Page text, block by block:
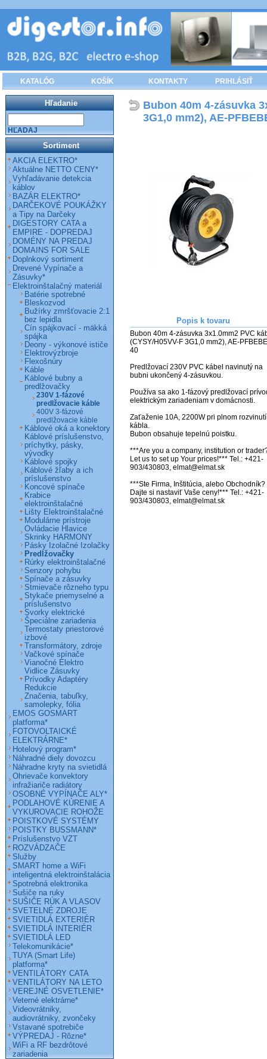
KATALÓG KOŠÍK KONTAKTY PRIHLÁSIŤ
Bubon 40m 4-zásuvka
3G1,0 mm2), AE-
Popis k tovaru
Bubon 40m 4-zásuvka 3x1.0mm2 PVC
(CYSY/H05VV-F 3G1,0 mm2), AE-
40
Predlžovací 230V PVC kábel navinutý na
bubni ukončený 4-zásuvkou.
Používa sa ako 1-fázový predlžovací
elektrickým zariadeniam v domácnosti.
Zaťaženie 10A, 2200W pri plnom rozvinutí
kábla.
Bubon obsahuje tepelnú poistku.
***Are you a company, institution or
Let us to set up Your prices!*** Tel.: +421-
903/430803, elmat@elmat.sk
***Ste Firma, Inštitúcia, alebo Obchodník?
Dajte si nastaviť Vaše ceny!*** Tel.: +421-
903/430803, elmat@elmat.sk
Hľadanie
HĽADAJ
Sortiment
AKCIA ELEKTRO*
Aktuálne NETTO CENY*
Vyhľadávanie detekcia
káblov
BAZÁR ELEKTRO*
DARČEKOVÉ POUKÁŽKY
a Tipy na Darčeky
DIGESTORY CATA a
EMPIRE - DOPREDAJ
DOMÉNY NA PREDAJ
DOMAINS FOR SALE
Doplnkový sortiment
Drevené Vypínače a
Zásuvky*
Elektroinštalačný materiál
Batérie spotrebné
Bleskozvod
Bužírky zmršťovacie 2:1
bez lepidla
Cín spájkovací - mäkká
spájka
Deony - výkonové ističe
Elektrovýzbroje
Flexošnúry
Káble
Káblové bubny a
predlžovačky
230V 1-fázové
predlžovacie káble
400V 3-fázové
predlžovacie káble
Káblové oká a konektory
Káblové príslušenstvo,
príchytky, pásky,
vývodky
Káblové spojky
Káblové žľaby a ich
príslušenstvo
Koncové spínače
Krabice
elektroinštalačné
Lišty Elektroinštalačné
Modulárne prístroje
Ovládacie Hlavice
Skrinky HARMONY
Pásky Izolačné Izolačky
Predlžovačky
Rúrky elektroinštalačné
Senzory pohybu
Spínače a zásuvky
Stmievače rôzneho typu
Stykače priemyselné a
príslušenstvo
Svorky elektrické
Špeciálne zariadenia
Termostaty priestorové
izbové
Transformátory, zdroje
Vačkové spínače
Vianočné Elektro
Vidlice Zásuvky
Prívodky Adaptéry
Redukcie
Značenia, tabuľky,
samolepky, fólia
EMOS GOSMART
platforma*
FOTOVOLTAICKÉ
ELEKTRÁRNE*
Hotelový program*
Náhradné diely dovozcu
Náhradne kryty na svietidlá
Ohrievače konvektory
infražiariče radiátory
OSOBNÉ VYPÍNAČE ALY*
PODLAHOVÉ KÚRENIE A
VYKUROVACIE ROHOŽE
POISTKOVÉ SYSTÉMY
POISTKY BUSSMANN*
Príslušenstvo VZT
ROZVÁDZAČE
Služby
SMART home a WiFi
inteligentná elektroinštalácia
Spotrebná elektronika
Sušiče na ruky
SUŠIČE RÚK A VLASOV
SVETELNÉ ZDROJE
SVIETIDLÁ EXTERIÉR
SVIETIDLÁ INTERIÉR
SVIETIDLÁ LED
Telekomunikácie*
TUYA (Smart Life)
platforma*
VENTILÁTORY CATA
VENTILÁTORY NA LETO
VEREJNÉ OSVETLENIE*
Veterné elektrárne*
Videovrátniky,
audiovrátniky, zvončeky
Vstavané spotrebiče
VÝPREDAJ - Rôzne*
WiFi a RF bezdrôtové
zariadenia